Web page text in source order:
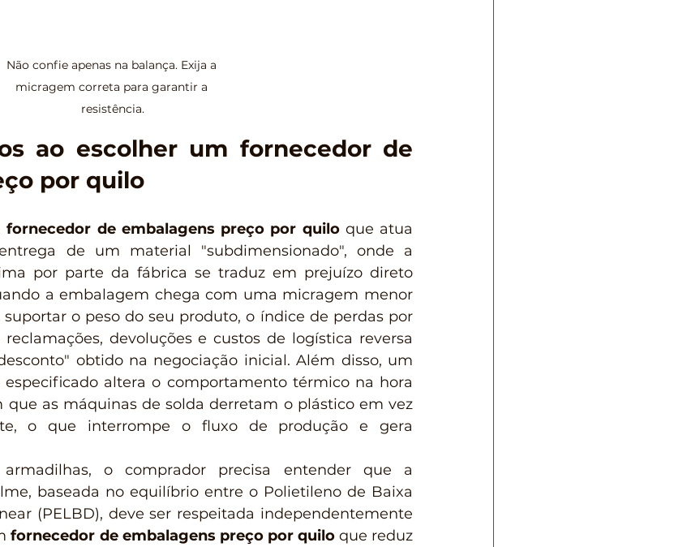
Não confie apenas na balança. Exija a
micragem correta para garantir a
resistência.
ao escolher um fornecedor de
por quilo
fornecedor de embalagens preço por quilo que atua
de um material "subdimensionado", onde a
por parte da fábrica se traduz em prejuízo direto
a embalagem chega com uma micragem menor
o peso do seu produto, o índice de perdas por
devoluções e custos de logística reversa
obtido na negociação inicial. Além disso, um
altera o comportamento térmico na hora
que as máquinas de solda derretam o plástico em vez
o que interrompe o fluxo de produção e gera
baseada no equilíbrio entre o Polietileno de Baixa
(PELBD), deve ser respeitada independentemente
fornecedor de embalagens preço por quilo que reduz